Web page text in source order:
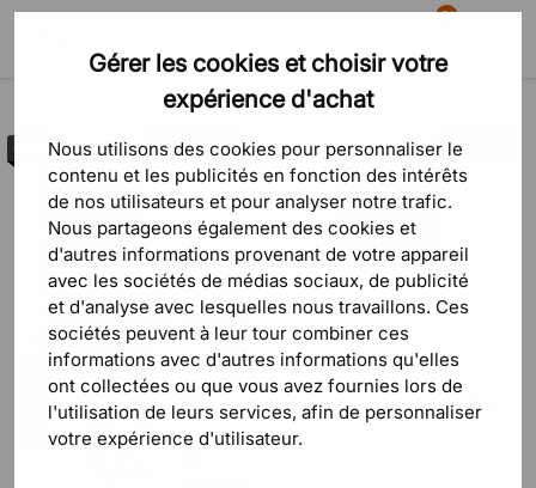
Gérer les cookies et choisir votre
expérience d'achat
Nous utilisons des cookies pour personnaliser le
contenu et les publicités en fonction des intérêts
de nos utilisateurs et pour analyser notre trafic.
Nous partageons également des cookies et
d'autres informations provenant de votre appareil
avec les sociétés de médias sociaux, de publicité
et d'analyse avec lesquelles nous travaillons. Ces
sociétés peuvent à leur tour combiner ces
informations avec d'autres informations qu'elles
ont collectées ou que vous avez fournies lors de
l'utilisation de leurs services, afin de personnaliser
votre expérience d'utilisateur.
Recherche
81
Panier
Outlet